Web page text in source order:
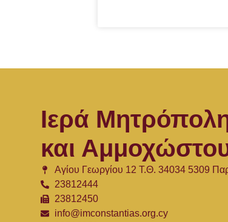
Ιερά
και
Αγίου Γεωργίου 12 Τ.Θ. 34034 5309
23812444
23812450
info@imconstantias.org.cy